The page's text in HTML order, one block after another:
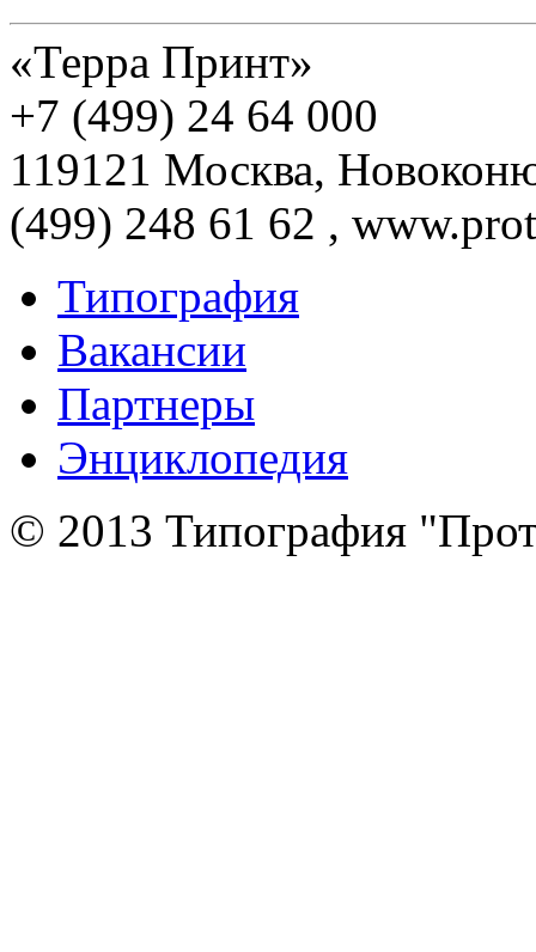
«Терра Принт»
+7 (499) 24 64 000
119121 Москва,
(499) 248 61 62 ,
Типография
Вакансии
Партнеры
Энциклопедия
© 2013 Типография